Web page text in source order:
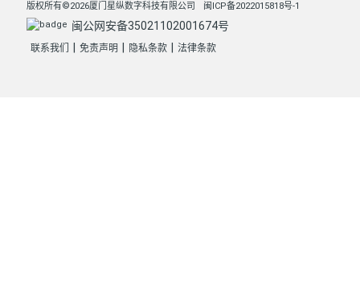
版权所有©2026厦门星纵数字科技有限公司 闽ICP备2022015818号-1
闽公网安备35021102001674号
联系我们 免责声明 隐私条款 法律条款